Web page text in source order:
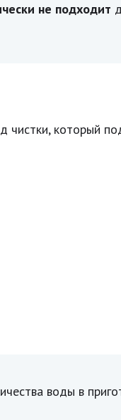
не подходит
чистки, который
воды в